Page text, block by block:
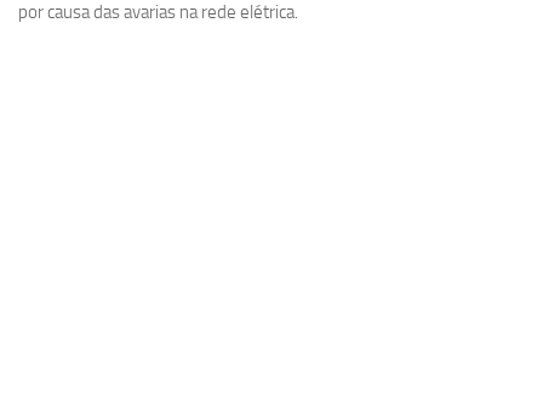
por causa das avarias na rede elétrica.